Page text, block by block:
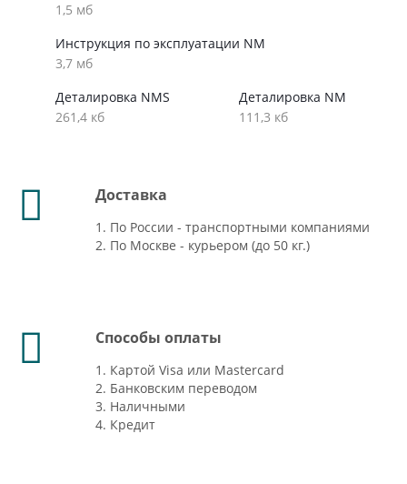
1,5 мб
Инструкция по эксплуатации NM
3,7 мб
Деталировка NMS
261,4 кб
Деталировка NM
111,3 кб
Доставка
1. По России - транспортными компаниями
2. По Москве - курьером (до 50 кг.)
Способы оплаты
1. Картой Visa или Mastercard
2. Банковским переводом
3. Наличными
4. Кредит